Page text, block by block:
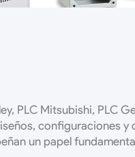
PLC Mitsubishi, PLC
configuraciones
un papel